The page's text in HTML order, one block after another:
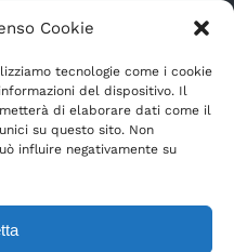
Cookie
tecnologie come i cookie
del dispositivo. Il
di elaborare dati come il
su questo sito. Non
influire negativamente su